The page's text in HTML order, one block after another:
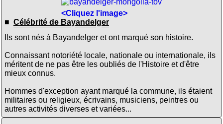
<Cliquez l'image>
■ Célébrité de Bayandelger
Ils sont nés à Bayandelger et ont marqué son histoire.
Connaissant notoriété locale, nationale ou internationale, ils
méritent de ne pas être les oubliés de l'Histoire et d'être
mieux connus.
Hommes d'exception ayant marqué la commune, ils étaient
militaires ou religieux, écrivains, musiciens, peintres ou
autres activités diverses et variées...